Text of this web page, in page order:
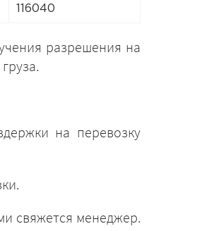
116040
разрешения на
на перевозку
свяжется менеджер.